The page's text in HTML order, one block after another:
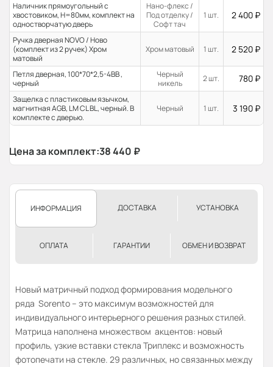
Наличник прямоугольный с
хвостовиком, H=80мм, комплект на
одностворчатую дверь
Нано-флекс /
Под отделку /
Софт тач
1 шт. 2 400 ₽
Ручка дверная NOVO / Ново
(комплект из 2 ручек) Хром
матовый
Хром матовый 1 шт. 2 520 ₽
Петля дверная, 100*70*2,5-4ВВ ,
черный
Черный
никель
2 шт. 780 ₽
Защелка с пластиковым язычком,
магнитная AGB, LM CL BL, черный. В
комплекте с дверью.
Черный 1 шт. 3 190 ₽
Цена за комплект:38 440 ₽
ИНФОРМАЦИЯ ДОСТАВКА УСТАНОВКА
ОПЛАТА ГАРАНТИИ ОБМЕН И ВОЗВРАТ
Новый матричный подход формирования модельного
ряда Sorento – это максимум возможностей для
индивидуального интерьерного решения разных стилей.
Матрица наполнена множеством акцентов: новый
профиль, узкие вставки стекла Триплекс и возможность
фотопечати на стекле. 29 различных, но связанных между